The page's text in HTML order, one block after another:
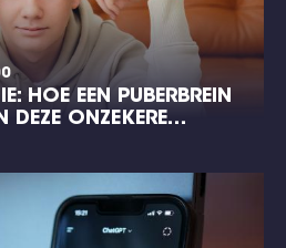
HOE EEN PUBERBREIN
DEZE ONZEKERE…